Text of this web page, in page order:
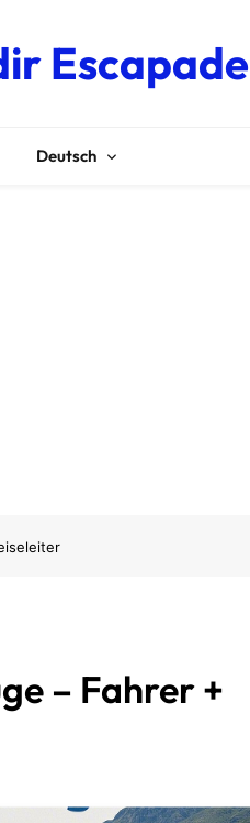
Escapade
Deutsch
– Fahrer +